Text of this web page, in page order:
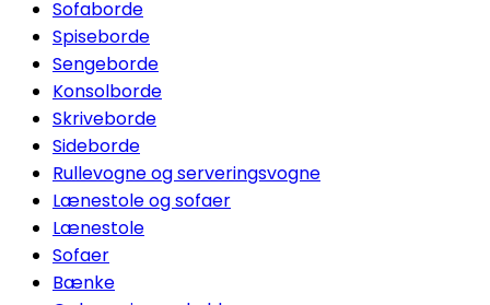
Sofaborde
Spiseborde
Sengeborde
Konsolborde
Skriveborde
Sideborde
Rullevogne og serveringsvogne
Lænestole og sofaer
Lænestole
Sofaer
Bænke